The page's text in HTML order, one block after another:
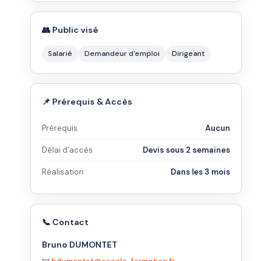
👥 Public visé
Salarié Demandeur d'emploi Dirigeant
📌 Prérequis & Accès
Prérequis Aucun
Délai d'accès Devis sous 2 semaines
Réalisation Dans les 3 mois
📞 Contact
Bruno DUMONTET